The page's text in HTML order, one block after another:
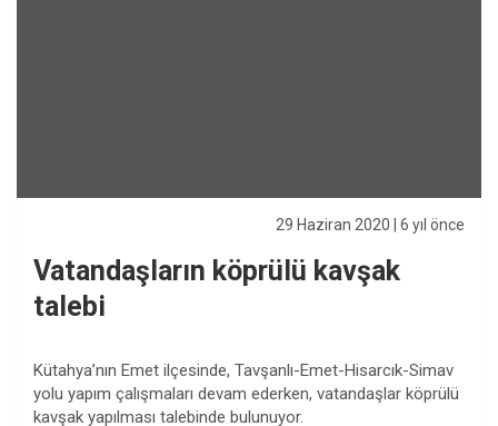
29 Haziran 2020 | 6 yıl önce
Vatandaşların köprülü kavşak
talebi
Kütahya’nın Emet ilçesinde, Tavşanlı-Emet-Hisarcık-Simav
yolu yapım çalışmaları devam ederken, vatandaşlar köprülü
kavşak yapılması talebinde bulunuyor.